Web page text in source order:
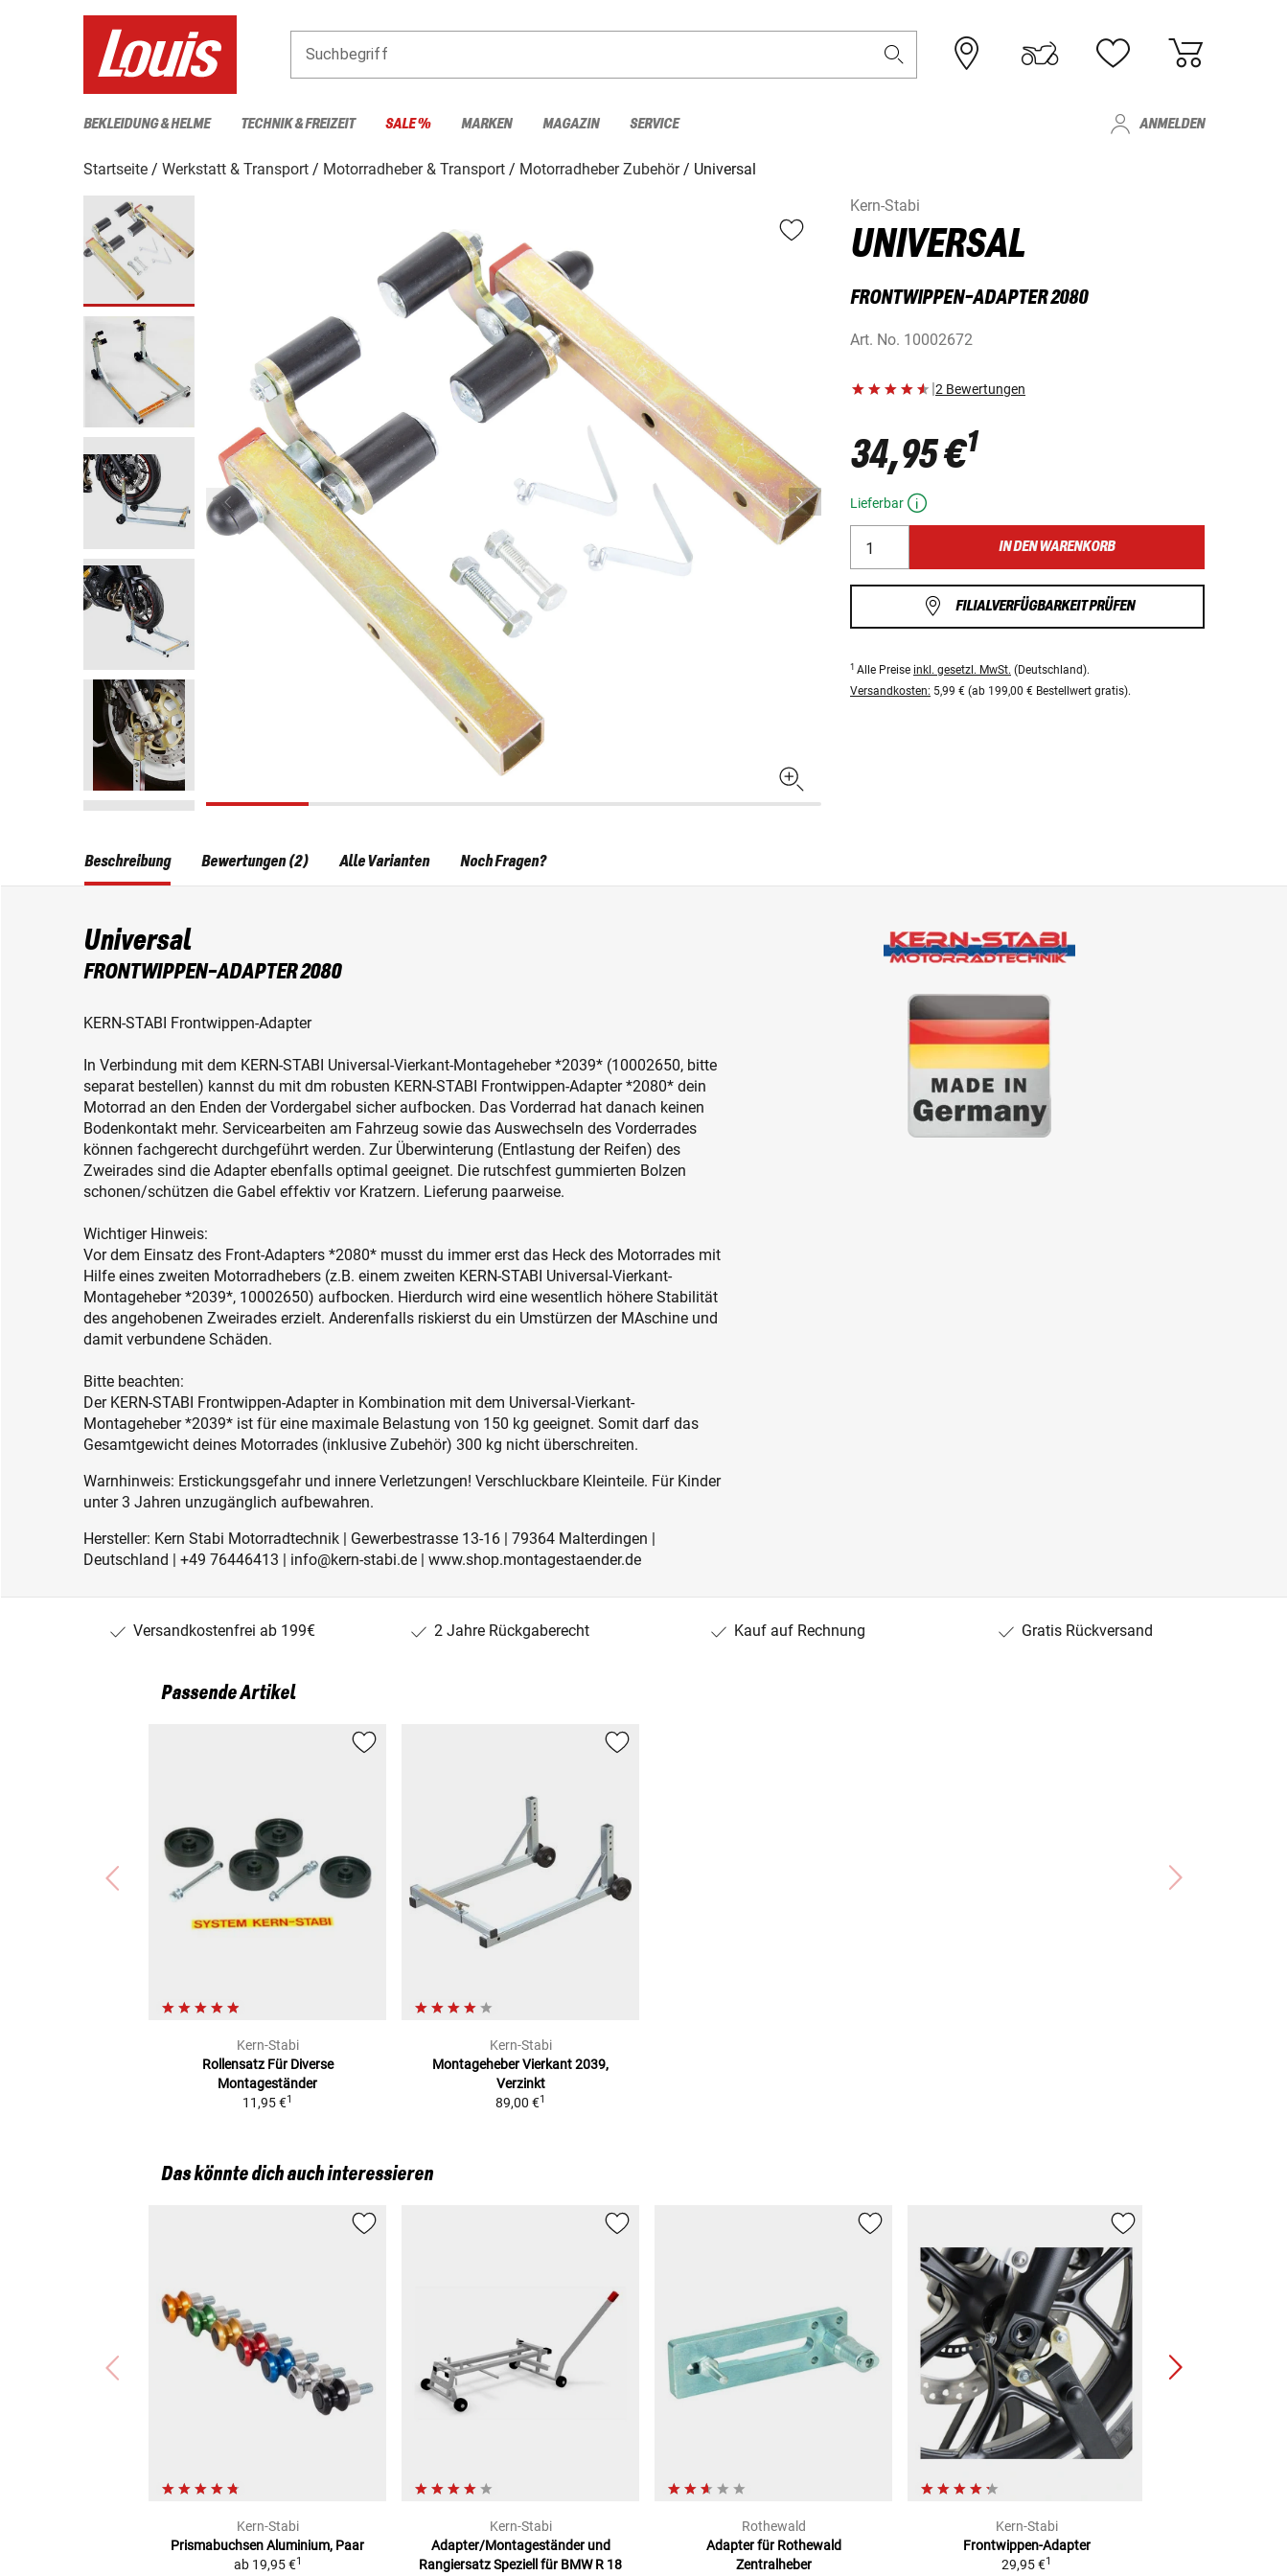
Suchbegriff
BEKLEIDUNG & HELME TECHNIK & FREIZEIT SALE % MARKEN MAGAZIN SERVICE ANMELDEN
Startseite Werkstatt & Transport Motorradheber & Transport Motorradheber Zubehör
Universal
Kern-Stabi
UNIVERSAL
FRONTWIPPEN-ADAPTER 2080
Art. No. 10002672
|2 Bewertungen
34,95 €1
Lieferbar
IN DEN WARENKORB
FILIALVERFÜGBARKEIT PRÜFEN
1 Alle Preise inkl. gesetzl. MwSt. (Deutschland).
Versandkosten: 5,99 € (ab 199,00 € Bestellwert gratis).
Beschreibung
Universal
FRONTWIPPEN-ADAPTER 2080
KERN-STABI Frontwippen-Adapter
In Verbindung mit dem KERN-STABI Universal-Vierkant-Montageheber *2039* (10002650, bitte
separat bestellen) kannst du mit dm robusten KERN-STABI Frontwippen-Adapter *2080* dein
Motorrad an den Enden der Vordergabel sicher aufbocken. Das Vorderrad hat danach keinen
Bodenkontakt mehr. Servicearbeiten am Fahrzeug sowie das Auswechseln des Vorderrades
können fachgerecht durchgeführt werden. Zur Überwinterung (Entlastung der Reifen) des
Zweirades sind die Adapter ebenfalls optimal geeignet. Die rutschfest gummierten Bolzen
schonen/schützen die Gabel effektiv vor Kratzern. Lieferung paarweise.
Wichtiger Hinweis:
Vor dem Einsatz des Front-Adapters *2080* musst du immer erst das Heck des Motorrades mit
Hilfe eines zweiten Motorradhebers (z.B. einem zweiten KERN-STABI Universal-Vierkant-
Montageheber *2039*, 10002650) aufbocken. Hierdurch wird eine wesentlich höhere Stabilität
des angehobenen Zweirades erzielt. Anderenfalls riskierst du ein Umstürzen der MAschine und
damit verbundene Schäden.
Bitte beachten:
Der KERN-STABI Frontwippen-Adapter in Kombination mit dem Universal-Vierkant-
Montageheber *2039* ist für eine maximale Belastung von 150 kg geeignet. Somit darf das
Gesamtgewicht deines Motorrades (inklusive Zubehör) 300 kg nicht überschreiten.
Warnhinweis: Erstickungsgefahr und innere Verletzungen! Verschluckbare Kleinteile. Für Kinder
unter 3 Jahren unzugänglich aufbewahren.
Hersteller: Kern Stabi Motorradtechnik | Gewerbestrasse 13-16 | 79364 Malterdingen |
Deutschland | +49 76446413 | info@kern-stabi.de | www.shop.montagestaender.de
Bewertungen (2) Alle Varianten Noch Fragen?
Versandkostenfrei ab 199€ 2 Jahre Rückgaberecht Kauf auf Rechnung Gratis Rückversand
Passende Artikel
Kern-Stabi
Rollensatz Für Diverse
Montageständer
11,95 €1
Kern-Stabi
Montageheber Vierkant 2039,
Verzinkt
89,00 €1
Das könnte dich auch interessieren
Kern-Stabi
PrismabuchsenAluminium, Paar
ab 19,95 €1
Kern-Stabi
Adapter/Montageständer und
RangiersatzSpeziell für BMW R 18
Rothewald
Adapter für Rothewald
Zentralheber
Kern-Stabi
Frontwippen-Adapter
29,95 €1